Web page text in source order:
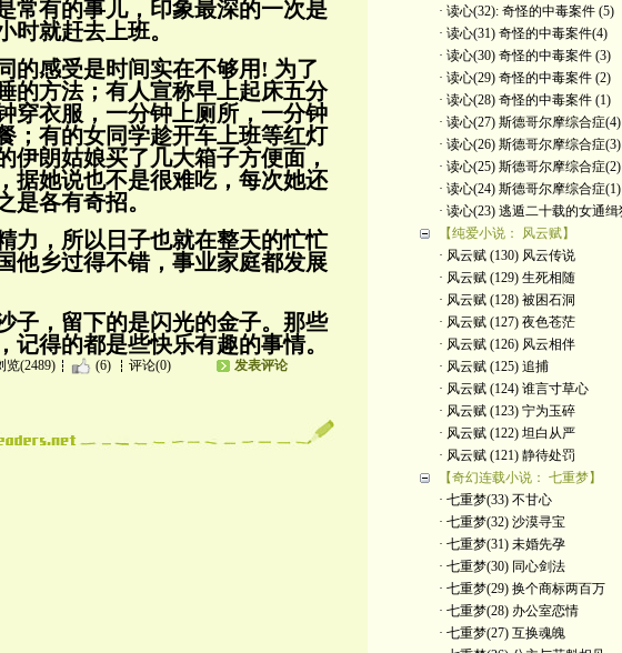
常有的事儿，印象最深的一次是
时就赶去上班。
的感受是时间实在不够用! 为了
的方法；有人宣称早上起床五分
穿衣服，一分钟上厕所，一分钟
； 有的女同学趁开车上班等红灯
伊朗姑娘买了几大箱子方便面，
据她说也不是很难吃，每次她还
是各有奇招。
力，所以日子也就在整天的忙忙
他乡过得不错，事业家庭都发展
子，留下的是闪光的金子。那些
记得的都是些快乐有趣的事情。
览(2489) (6) 评论(0) 发表评论
· 读心(32): 奇怪的中毒案件 (5)
· 读心(31) 奇怪的中毒案件(4)
· 读心(30) 奇怪的中毒案件 (3)
· 读心(29) 奇怪的中毒案件 (2)
· 读心(28) 奇怪的中毒案件 (1)
· 读心(27) 斯德哥尔摩综合症(4)
· 读心(26) 斯德哥尔摩综合症(3)
· 读心(25) 斯德哥尔摩综合症(2)
· 读心(24) 斯德哥尔摩综合症(1)
· 读心(23) 逃遁二十载的女通缉
【纯爱小说： 风云赋】
· 风云赋 (130) 风云传说
· 风云赋 (129) 生死相随
· 风云赋 (128) 被困石洞
· 风云赋 (127) 夜色苍茫
· 风云赋 (126) 风云相伴
· 风云赋 (125) 追捕
· 风云赋 (124) 谁言寸草心
· 风云赋 (123) 宁为玉碎
· 风云赋 (122) 坦白从严
· 风云赋 (121) 静待处罚
【奇幻连载小说： 七重梦】
· 七重梦(33) 不甘心
· 七重梦(32) 沙漠寻宝
· 七重梦(31) 未婚先孕
· 七重梦(30) 同心剑法
· 七重梦(29) 换个商标两百万
· 七重梦(28) 办公室恋情
· 七重梦(27) 互换魂魄